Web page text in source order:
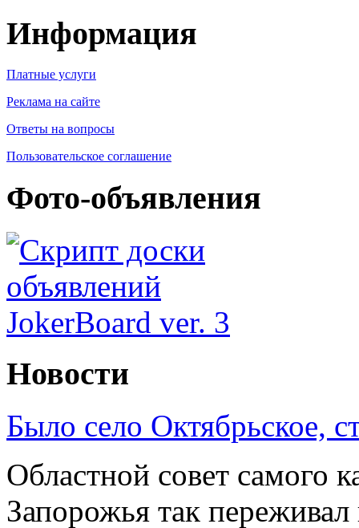
Информация
Платные услуги
Реклама на сайте
Ответы на вопросы
Пользовательское соглашение
Фото-объявления
Новости
Было село Октябрьское,
Областной совет самого
Запорожья так